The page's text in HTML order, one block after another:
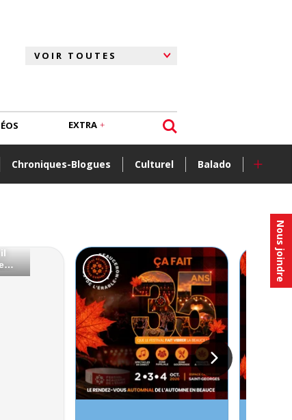
Nous joindre
Chroniques-Blogues Culturel Balado +
EXTRA